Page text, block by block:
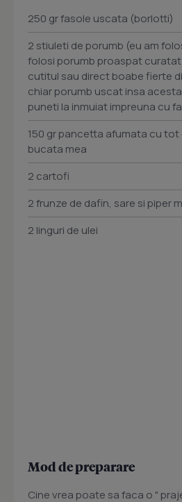
250 gr fasole uscata (borlotti)
2 stiuleti de porumb (eu am
folosi porumb proaspat
cutitul sau direct boabe fierte
chiar porumb uscat insa
puneti la inmuiat impreuna cu
150 gr pancetta afumata cu
bucata mea
2 cartofi
2 frunze de dafin, sare si piper
2 linguri de ulei
Mod de preparare
Cine vrea poate sa faca o "